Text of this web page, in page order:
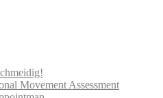
Movement Assessment